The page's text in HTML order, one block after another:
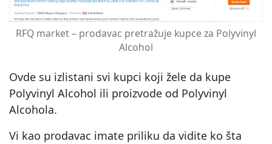
RFQ market – prodavac pretražuje kupce za Polyvinyl
Alcohol
Ovde su izlistani svi kupci koji žele da kupe
Polyvinyl Alcohol ili proizvode od Polyvinyl
Alcohola.
Vi kao prodavac imate priliku da vidite ko šta